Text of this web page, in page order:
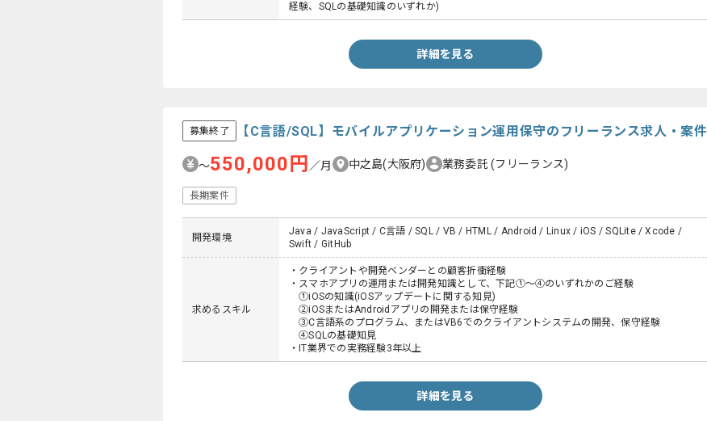
経験、SQLの基礎知識のいずれか)
詳細を見る
募集終了 【C言語/SQL】モバイルアプリケーション運用保守のフリーランス求人・案件
〜550,000円 ／月 中之島(大阪府) 業務委託(フリーランス)
長期案件
開発環境
Java / JavaScript / C言語 / SQL / VB / HTML / Android / Linux / iOS / SQLite / Xcode /
Swift / GitHub
求めるスキル
・クライアントや開発ベンダーとの顧客折衝経験
・スマホアプリの運用または開発知識として、下記①〜④のいずれかのご経験
①iOSの知識(iOSアップデートに関する知見)
②iOSまたはAndroidアプリの開発または保守経験
③C言語系のプログラム、またはVB6でのクライアントシステムの開発、保守経験
④SQLの基礎知見
・IT業界での実務経験3年以上
詳細を見る